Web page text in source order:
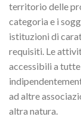
territorio delle
categoria e i
istituzioni di
requisiti. Le
accessibili a tutte
ad altre
altra natura.